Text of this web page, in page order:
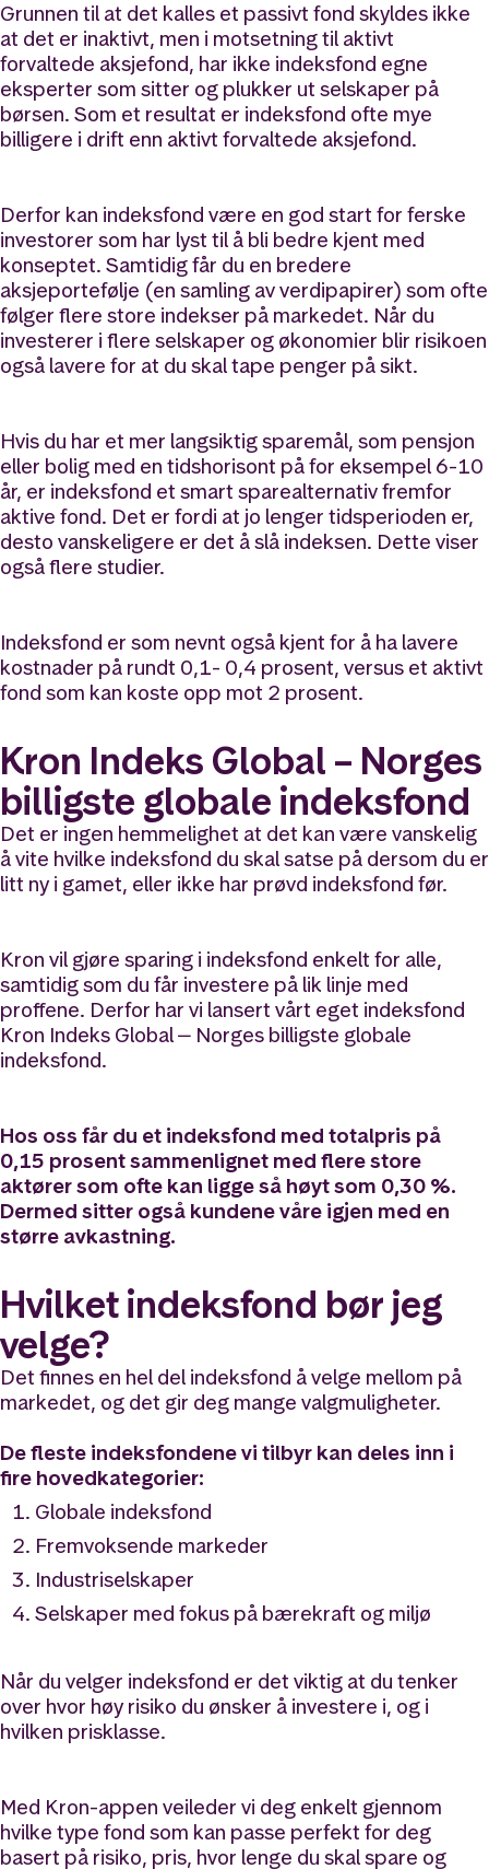
Grunnen til at det kalles et passivt fond skyldes ikke
at det er inaktivt, men i motsetning til aktivt
forvaltede aksjefond, har ikke indeksfond egne
eksperter som sitter og plukker ut selskaper på
børsen. Som et resultat er indeksfond ofte mye
billigere i drift enn aktivt forvaltede aksjefond.
Derfor kan indeksfond være en god start for ferske
investorer som har lyst til å bli bedre kjent med
konseptet. Samtidig får du en bredere
aksjeportefølje (en samling av verdipapirer) som ofte
følger flere store indekser på markedet. Når du
investerer i flere selskaper og økonomier blir risikoen
også lavere for at du skal tape penger på sikt.
Hvis du har et mer langsiktig sparemål, som pensjon
eller bolig med en tidshorisont på for eksempel 6-10
år, er indeksfond et smart sparealternativ fremfor
aktive fond. Det er fordi at jo lenger tidsperioden er,
desto vanskeligere er det å slå indeksen. Dette viser
også flere studier.
Indeksfond er som nevnt også kjent for å ha lavere
kostnader på rundt 0,1- 0,4 prosent, versus et aktivt
fond som kan koste opp mot 2 prosent.
Kron Indeks Global – Norges
billigste globale indeksfond
Det er ingen hemmelighet at det kan være vanskelig
å vite hvilke indeksfond du skal satse på dersom du er
litt ny i gamet, eller ikke har prøvd indeksfond før.
Kron vil gjøre sparing i indeksfond enkelt for alle,
samtidig som du får investere på lik linje med
proffene. Derfor har vi lansert vårt eget indeksfond
Kron Indeks Global ‒ Norges billigste globale
indeksfond.
Hos oss får du et indeksfond med totalpris på
0,15 prosent sammenlignet med flere store
aktører som ofte kan ligge så høyt som 0,30 %.
Dermed sitter også kundene våre igjen med en
større avkastning.
Hvilket indeksfond bør jeg
velge?
Det finnes en hel del indeksfond å velge mellom på
markedet, og det gir deg mange valgmuligheter.
De fleste indeksfondene vi tilbyr kan deles inn i
fire hovedkategorier:
Globale indeksfond
Fremvoksende markeder
Industriselskaper
Selskaper med fokus på bærekraft og miljø
Når du velger indeksfond er det viktig at du tenker
over hvor høy risiko du ønsker å investere i, og i
hvilken prisklasse.
Med Kron-appen veileder vi deg enkelt gjennom
hvilke type fond som kan passe perfekt for deg
basert på risiko, pris, hvor lenge du skal spare og